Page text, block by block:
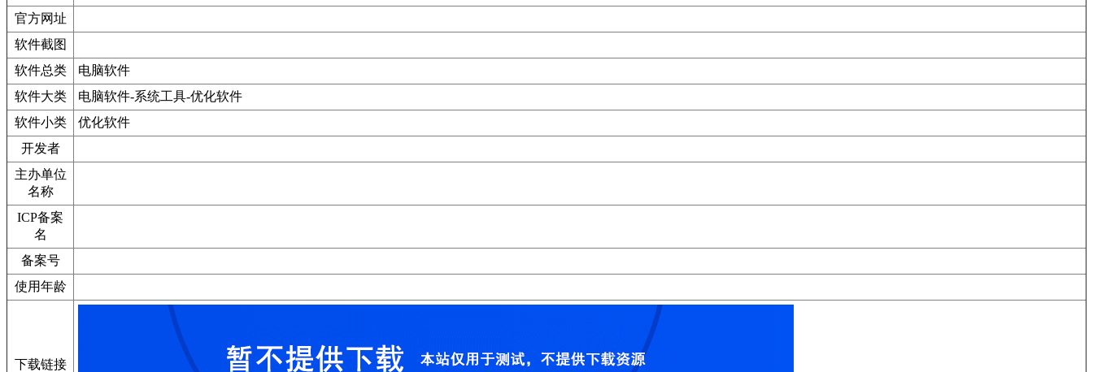
官方网址
软件截图
软件总类
电脑软件
软件大类
电脑软件-系统工具-优化软件
软件小类
优化软件
开发者
主办单位
名称
ICP备案
名
备案号
使用年龄
下载链接